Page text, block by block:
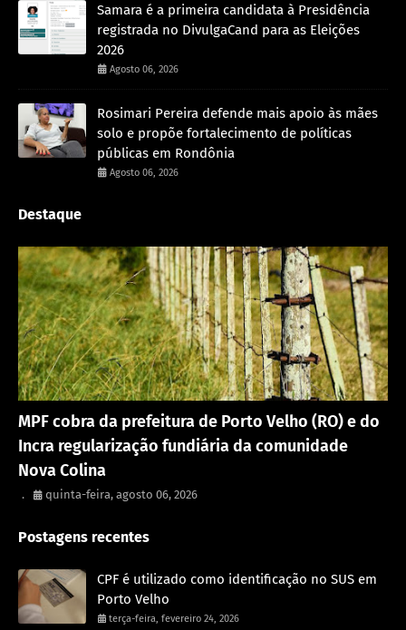
Samara é a primeira candidata à Presidência
registrada no DivulgaCand para as Eleições
2026
Agosto 06, 2026
Rosimari Pereira defende mais apoio às mães
solo e propõe fortalecimento de políticas
públicas em Rondônia
Agosto 06, 2026
Destaque
MPF cobra da prefeitura de Porto Velho (RO) e do
Incra regularização fundiária da comunidade
Nova Colina
. quinta-feira, agosto 06, 2026
Postagens recentes
CPF é utilizado como identificação no SUS em
Porto Velho
terça-feira, fevereiro 24, 2026